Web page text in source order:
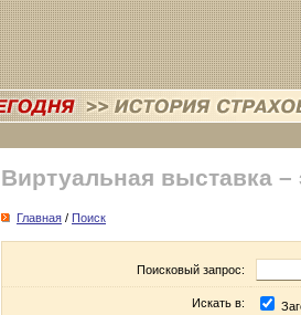
Виртуальная выставка –
Главная / Поиск
Поисковый запрос:
Искать в: